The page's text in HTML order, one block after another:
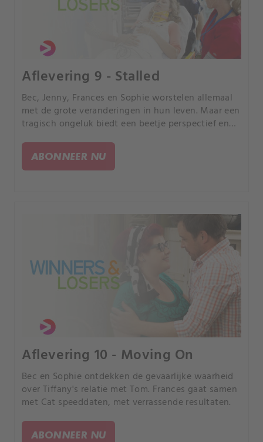
Aflevering 9 - Stalled
Bec, Jenny, Frances en Sophie worstelen allemaal
met de grote veranderingen in hun leven. Maar een
tragisch ongeluk biedt een beetje perspectief en
ABONNEER NU
Aflevering 10 - Moving On
Bec en Sophie ontdekken de gevaarlijke waarheid
over Tiffany's relatie met Tom. Frances gaat samen
met Cat speeddaten, met verrassende resultaten.
ABONNEER NU